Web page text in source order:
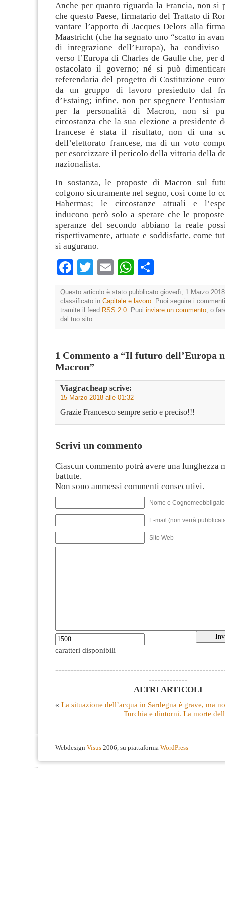
Anche per quanto riguarda la Francia, non si
che questo Paese, firmatario del Trattato di
vantare l’apporto di Jacques Delors alla
Maastricht (che ha segnato uno “scatto in
di integrazione dell’Europa), ha condiviso
verso l’Europa di Charles de Gaulle che, per
ostacolato il governo; né si può
referendaria del progetto di Costituzione
da un gruppo di lavoro presieduto dal
d’Estaing; infine, non per spegnere
per la personalità di Macron, non si
circostanza che la sua elezione a presidente
francese è stata il risultato, non di una
dell’elettorato francese, ma di un voto
per esorcizzare il pericolo della vittoria della
nazionalista.
In sostanza, le proposte di Macron sul
colgono sicuramente nel segno, così come lo
Habermas; le circostanze attuali e
inducono però solo a sperare che le
speranze del secondo abbiano la reale
rispettivamente, attuate e soddisfatte, come
si augurano.
Facebook
TwitterEmailWhatsApp
Questo articolo è stato pubblicato giovedì, 1 Marzo
classificato in Capitale e lavoro . Puoi seguire i
tramite il feed RSS 2.0 . Puoi inviare un commento , o
dal tuo sito.
1 Commento a “Il futuro dell’Europa
Macron”
Viagracheap scrive:
15 Marzo 2018 alle 01:32
Grazie Francesco sempre serio e preciso!!!
Scrivi un commento
Ciascun commento potrà avere una lunghezza
battute.
Non sono ammessi commenti consecutivi.
Nome e
E-mail (non verrà
Sito Web
caratteri disponibili
-------------
ALTRI ARTICOLI
« La situazione dell’acqua in Sardegna è grave, ma
Turchia e dintorni. La morte
Webdesign Visus 2006, su piattaforma WordPress